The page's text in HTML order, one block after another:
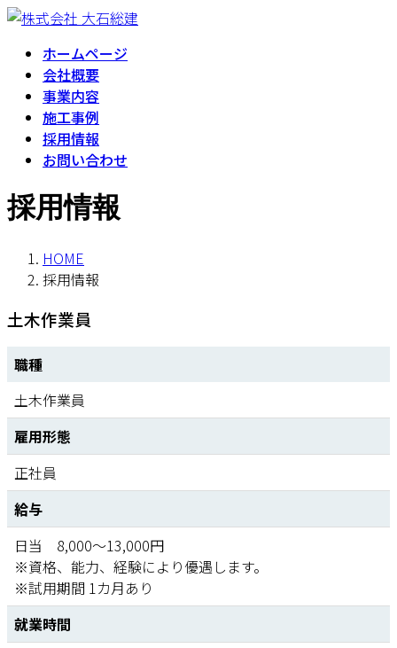
コ
プ
ナ
動
ホームページ
会社概要
事業内容
施工事例
採用情報
お問い合わせ
採用情報
HOME
採用情報
土木作業員
職種
土木作業員
雇用形態
正社員
給与
日当 8,000〜13,000円
※資格、能力、経験により優遇します。
※試用期間 1カ月あり
就業時間